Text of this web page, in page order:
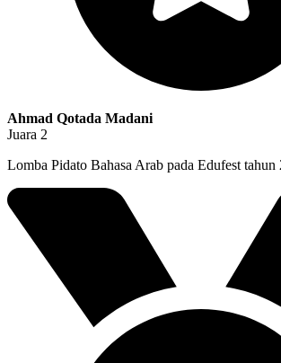
Ahmad Qotada Madani
Juara 2
Lomba Pidato Bahasa Arab pada Edufest